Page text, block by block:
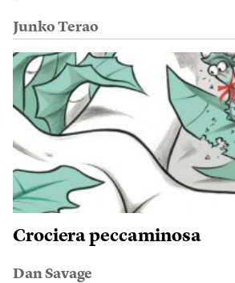
Junko Terao
Crociera peccaminosa
Dan Savage